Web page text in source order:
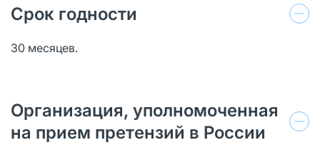
Срок годности
30 месяцев.
Организация, уполномоченная
на прием претензий в России